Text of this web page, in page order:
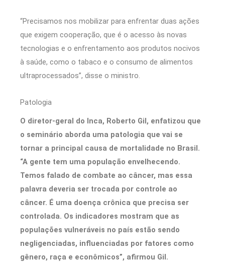
“Precisamos nos mobilizar para enfrentar duas ações
que exigem cooperação, que é o acesso às novas
tecnologias e o enfrentamento aos produtos nocivos
à saúde, como o tabaco e o consumo de alimentos
ultraprocessados”, disse o ministro.
Patologia
O diretor-geral do Inca, Roberto Gil, enfatizou que
o seminário aborda uma patologia que vai se
tornar a principal causa de mortalidade no Brasil.
“A gente tem uma população envelhecendo.
Temos falado de combate ao câncer, mas essa
palavra deveria ser trocada por controle ao
câncer. É uma doença crônica que precisa ser
controlada. Os indicadores mostram que as
populações vulneráveis no país estão sendo
negligenciadas, influenciadas por fatores como
gênero, raça e econômicos”, afirmou Gil.